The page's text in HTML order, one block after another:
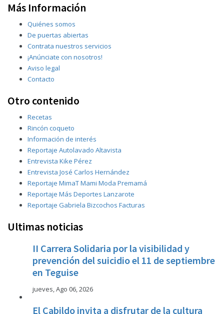
Más Información
Quiénes somos
De puertas abiertas
Contrata nuestros servicios
¡Anúnciate con nosotros!
Aviso legal
Contacto
Otro contenido
Recetas
Rincón coqueto
Información de interés
Reportaje Autolavado Altavista
Entrevista Kike Pérez
Entrevista José Carlos Hernández
Reportaje MimaT Mami Moda Premamá
Reportaje Más Deportes Lanzarote
Reportaje Gabriela Bizcochos Facturas
Ultimas noticias
II Carrera Solidaria por la visibilidad y
prevención del suicidio el 11 de septiembre
en Teguise
jueves, Ago 06, 2026
El Cabildo invita a disfrutar de la cultura